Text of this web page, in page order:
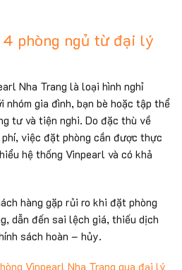
phòng ngủ từ đại lý
Nha Trang là loại hình nghỉ
nhóm gia đình, bạn bè hoặc tập thể
tư và tiện nghi. Do đặc thù về
việc đặt phòng cần được thực
hệ thống Vinpearl và có khả
hàng gặp rủi ro khi đặt phòng
dẫn đến sai lệch giá, thiếu dịch
sách hoàn – hủy.
Vinpearl Nha Trang qua đại lý